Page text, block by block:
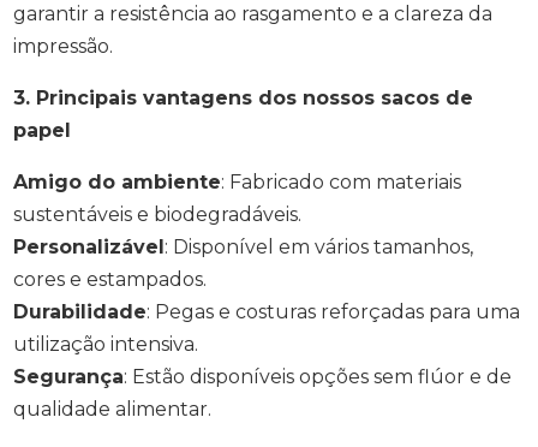
garantir a resistência ao rasgamento e a clareza da
impressão.
3. Principais vantagens dos nossos sacos de
papel
Amigo do ambiente: Fabricado com materiais
sustentáveis e biodegradáveis.
Personalizável: Disponível em vários tamanhos,
cores e estampados.
Durabilidade: Pegas e costuras reforçadas para uma
utilização intensiva.
Segurança: Estão disponíveis opções sem flúor e de
qualidade alimentar.